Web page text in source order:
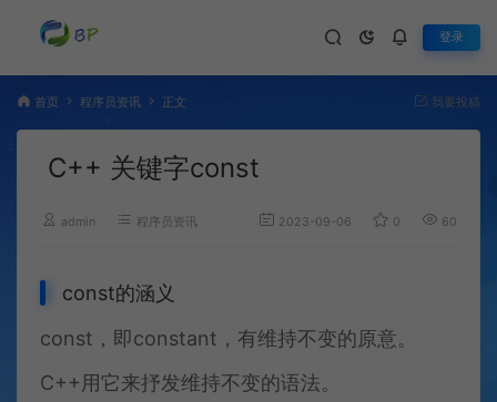
登录
首页 程序员资讯 正文 我要投稿
C++ 关键字const
admin 程序员资讯 2023-09-06 0 605
const的涵义
const，即constant，有维持不变的原意。
C++用它来抒发维持不变的语法。